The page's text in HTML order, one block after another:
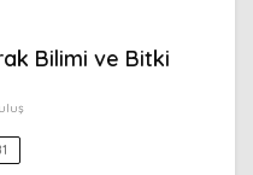
Bilimi ve Bitki